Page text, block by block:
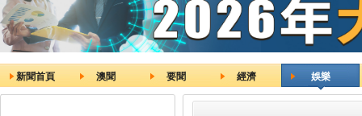
新聞首頁 澳聞 要聞 經濟 娛樂